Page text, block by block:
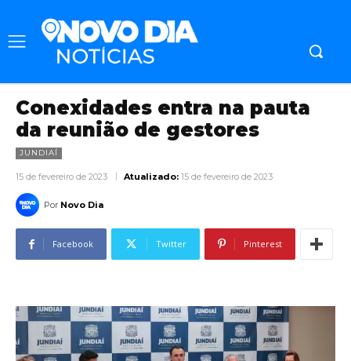
Conexidades entra na pauta
da reunião de gestores
JUNDIAÍ
15 de fevereiro de 2023 Atualizado: 15 de fevereiro de 2023
Por Novo Dia
Facebook Twitter Pinterest